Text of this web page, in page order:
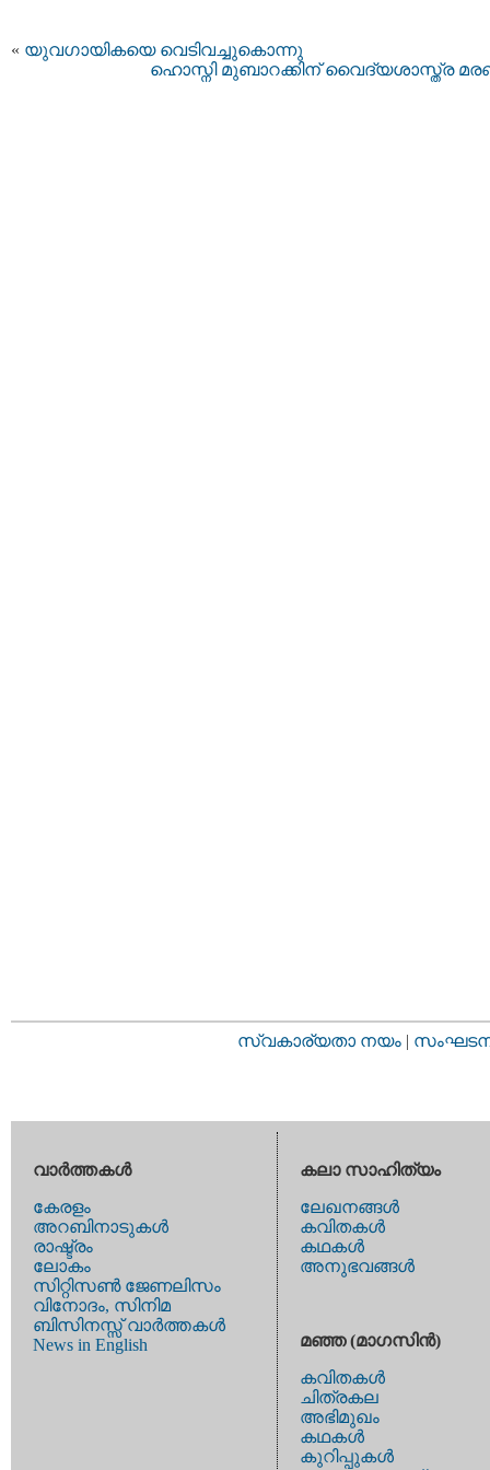
« യുവഗായികയെ വെടിവച്ചുകൊന്നു
ഹൊസ്നി മുബാറക്കിന് വൈദ്യശാസ്ത്ര
സ്വകാര്യതാ നയം |
വാര്‍ത്തകള്‍
കേരളം
അറബിനാടുകള്‍
രാഷ്ട്രം
ലോകം
സിറ്റിസണ്‍ ജേണലിസം
വിനോദം, സിനിമ
ബിസിനസ്സ് വാര്‍ത്തകള്‍
News in English
കലാ സാഹിത്യം
ലേഖനങ്ങള്‍
കവിതകള്‍
കഥകള്‍
അനുഭവങ്ങള്‍
മഞ്ഞ (മാഗസിന്‍)
കവിതകള്‍
ചിത്രകല
അഭിമുഖം
കഥകള്‍
കുറിപ്പുകള്‍